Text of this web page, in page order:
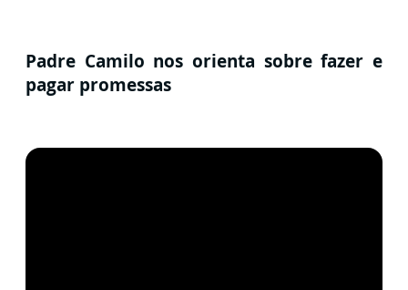
Padre Camilo nos orienta sobre fazer e
pagar promessas